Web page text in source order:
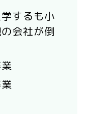
するも小
会社が倒